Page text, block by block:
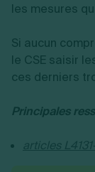
les mesures
Si aucun
le CSE saisir
ces derniers
Principales
articles